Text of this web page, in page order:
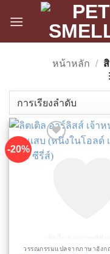
หน้าหลัก /
-20%
วรรณกรรมแปลจากภาษาอังก